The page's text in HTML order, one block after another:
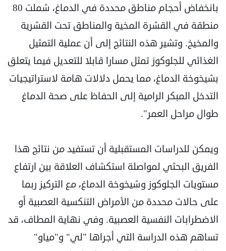
بانخفاض أحجام مناطق محددة في الدماغ، شملت 80
منطقة في القشرة المخية والمناطق تحت القشرية
والمخيخ. وتشير هذه النتائج إلى أن عملية التمثيل
الغذائي للجلوكوز تمثل مسارا قابلا للتعديل فيما يتعلق
بشيخوخة الدماغ، مما يحمل دلالات هامة لاستراتيجيات
التدخل المبكر الرامية إلى الحفاظ على صحة الدماغ
طوال مراحل العمر".
ويمكن للدراسات المستقبلية أن تستفيد من نتائج هذا
الفريق البحثي لمواصلة استكشاف العلاقة بين ارتفاع
مستويات الجلوكوز وشيخوخة الدماغ، مع التركيز ربما
على حالات محددة من الأمراض التنكسية العصبية أو
الاضطرابات النفسية العصبية. وفي نهاية المطاف، قد
تساهم هذه الدراسة التي أجراها "لي" و"مياو"